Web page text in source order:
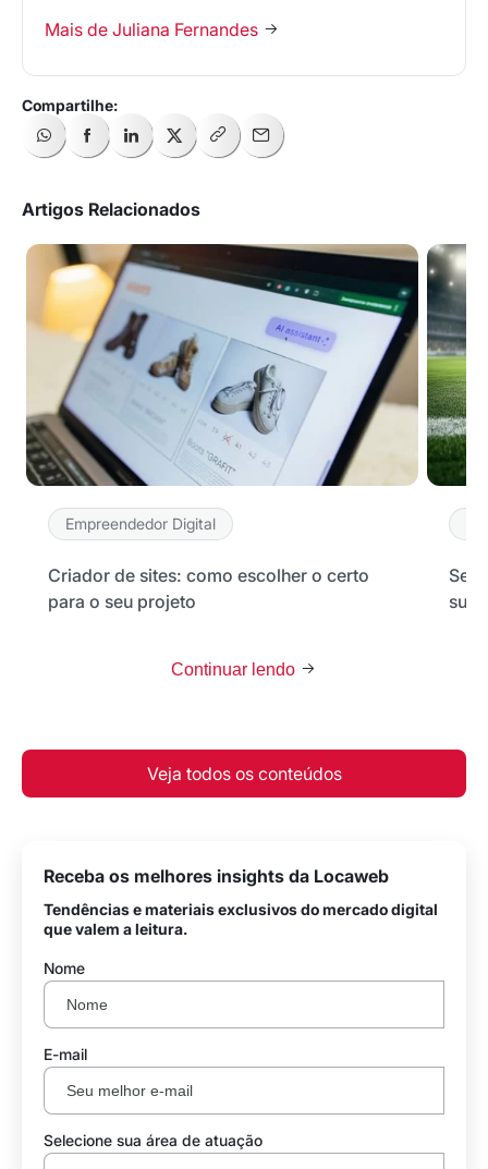
Mais de Juliana Fernandes
Artigos Relacionados
Empreendedor Digital
Criador de sites: como escolher o certo
para o seu projeto
Continuar lendo
Seu
sua
Veja todos os conteúdos
Receba os melhores insights da Locaweb
Tendências e materiais exclusivos do mercado digital
que valem a leitura.
Nome
E-mail
Selecione sua área de atuação